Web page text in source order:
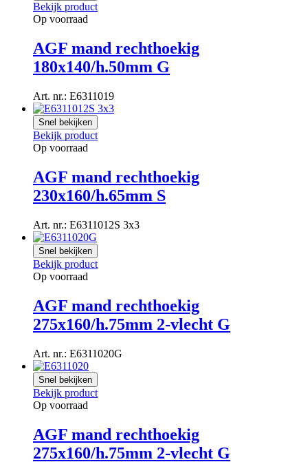
Bekijk product
Op voorraad
AGF mand rechthoekig
180x140/h.50mm G
Art. nr.: E6311019
Snel bekijken
Bekijk product
Op voorraad
AGF mand rechthoekig
230x160/h.65mm S
Art. nr.: E6311012S 3x3
Snel bekijken
Bekijk product
Op voorraad
AGF mand rechthoekig
275x160/h.75mm 2-vlecht G
Art. nr.: E6311020G
Snel bekijken
Bekijk product
Op voorraad
AGF mand rechthoekig
275x160/h.75mm 2-vlecht G